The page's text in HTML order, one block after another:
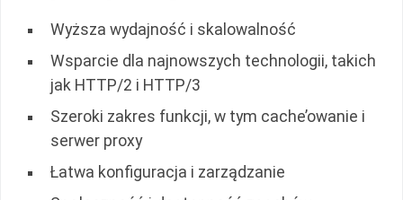
Wyższa wydajność i skalowalność
Wsparcie dla najnowszych technologii, takich
jak HTTP/2 i HTTP/3
Szeroki zakres funkcji, w tym cache’owanie i
serwer proxy
Łatwa konfiguracja i zarządzanie